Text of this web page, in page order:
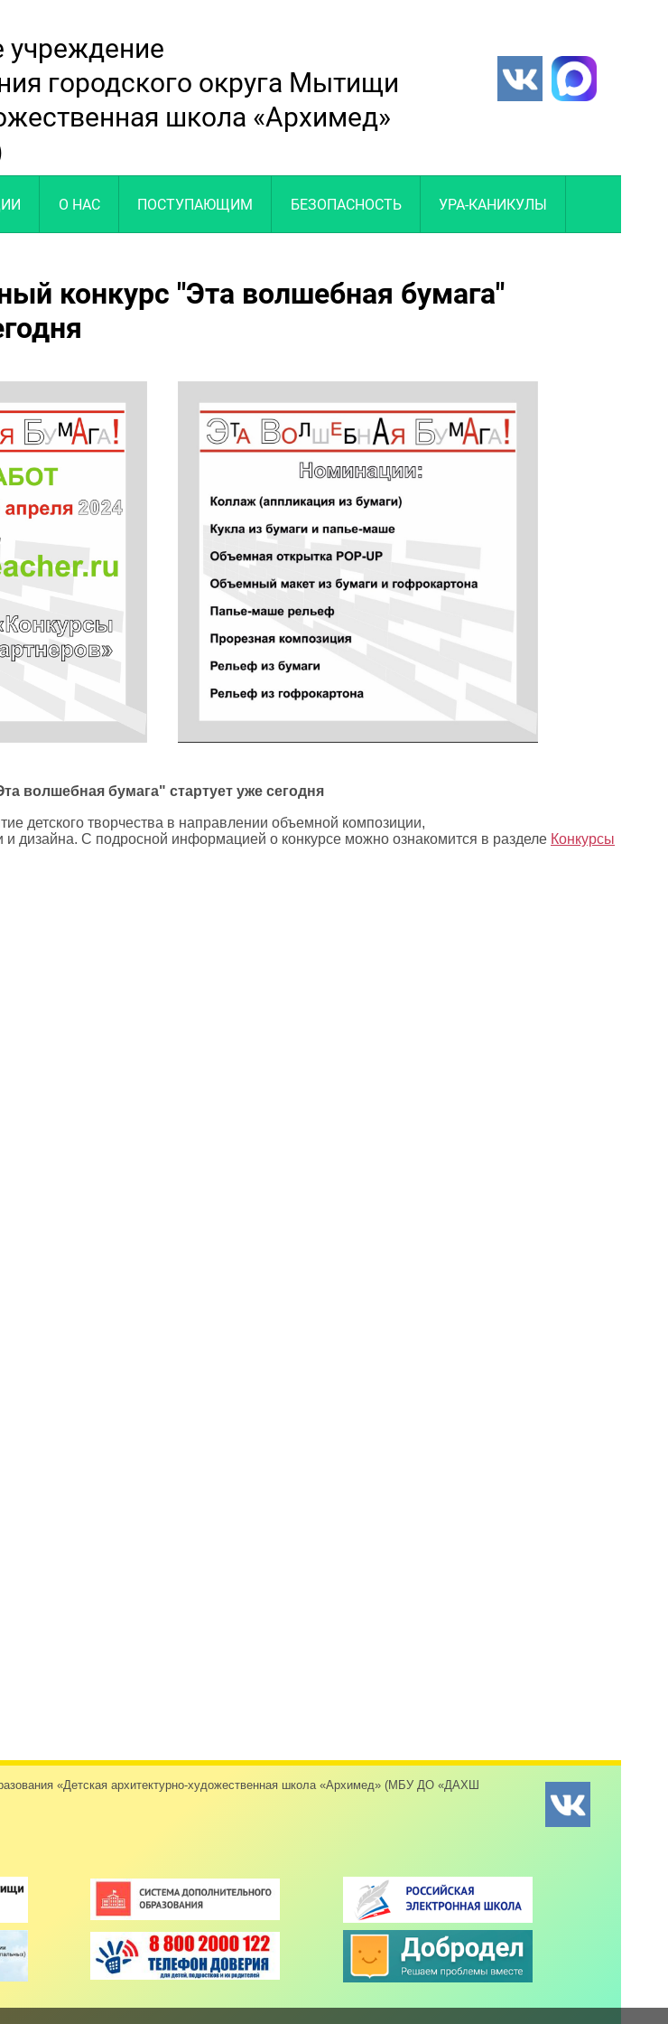
городского округа Мытищи
школа «Архимед»
О НАС ПОСТУПАЮЩИМ БЕЗОПАСНОСТЬ УРА-КАНИКУЛЫ
конкурс "Эта волшебная бумага"
волшебная бумага" стартует уже сегодня
детского творчества в направлении объемной композиции,
и дизайна. С подросной информацией о конкурсе можно ознакомится в разделе Конкурсы
«Детская архитектурно-художественная школа «Архимед» (МБУ ДО «ДАХШ